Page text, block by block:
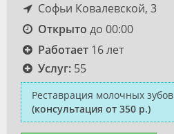
Софьи Ковалевской, 3
Открыто до 00:00
Работает16 лет
Услуг:55
Реставрация молочных зубов
(консультация от 350 р.)